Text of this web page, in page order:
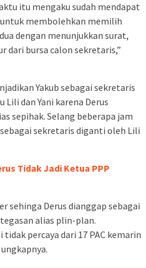
itu mengaku sudah mendapat
untuk membolehkan memilih
dengan menunjukkan surat,
dari bursa calon sekretaris,”
Yakub sebagai sekretaris
Lili dan Yani karena Derus
sepihak. Selang beberapa jam
sebagai sekretaris diganti oleh Lili
Tidak Jadi Ketua PPP
sehinga Derus dianggap sebagai
alias plin-plan.
percaya dari 17 PAC kemarin